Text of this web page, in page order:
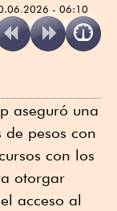
- 06:10
aseguró una
pesos con
con los
otorgar
acceso al